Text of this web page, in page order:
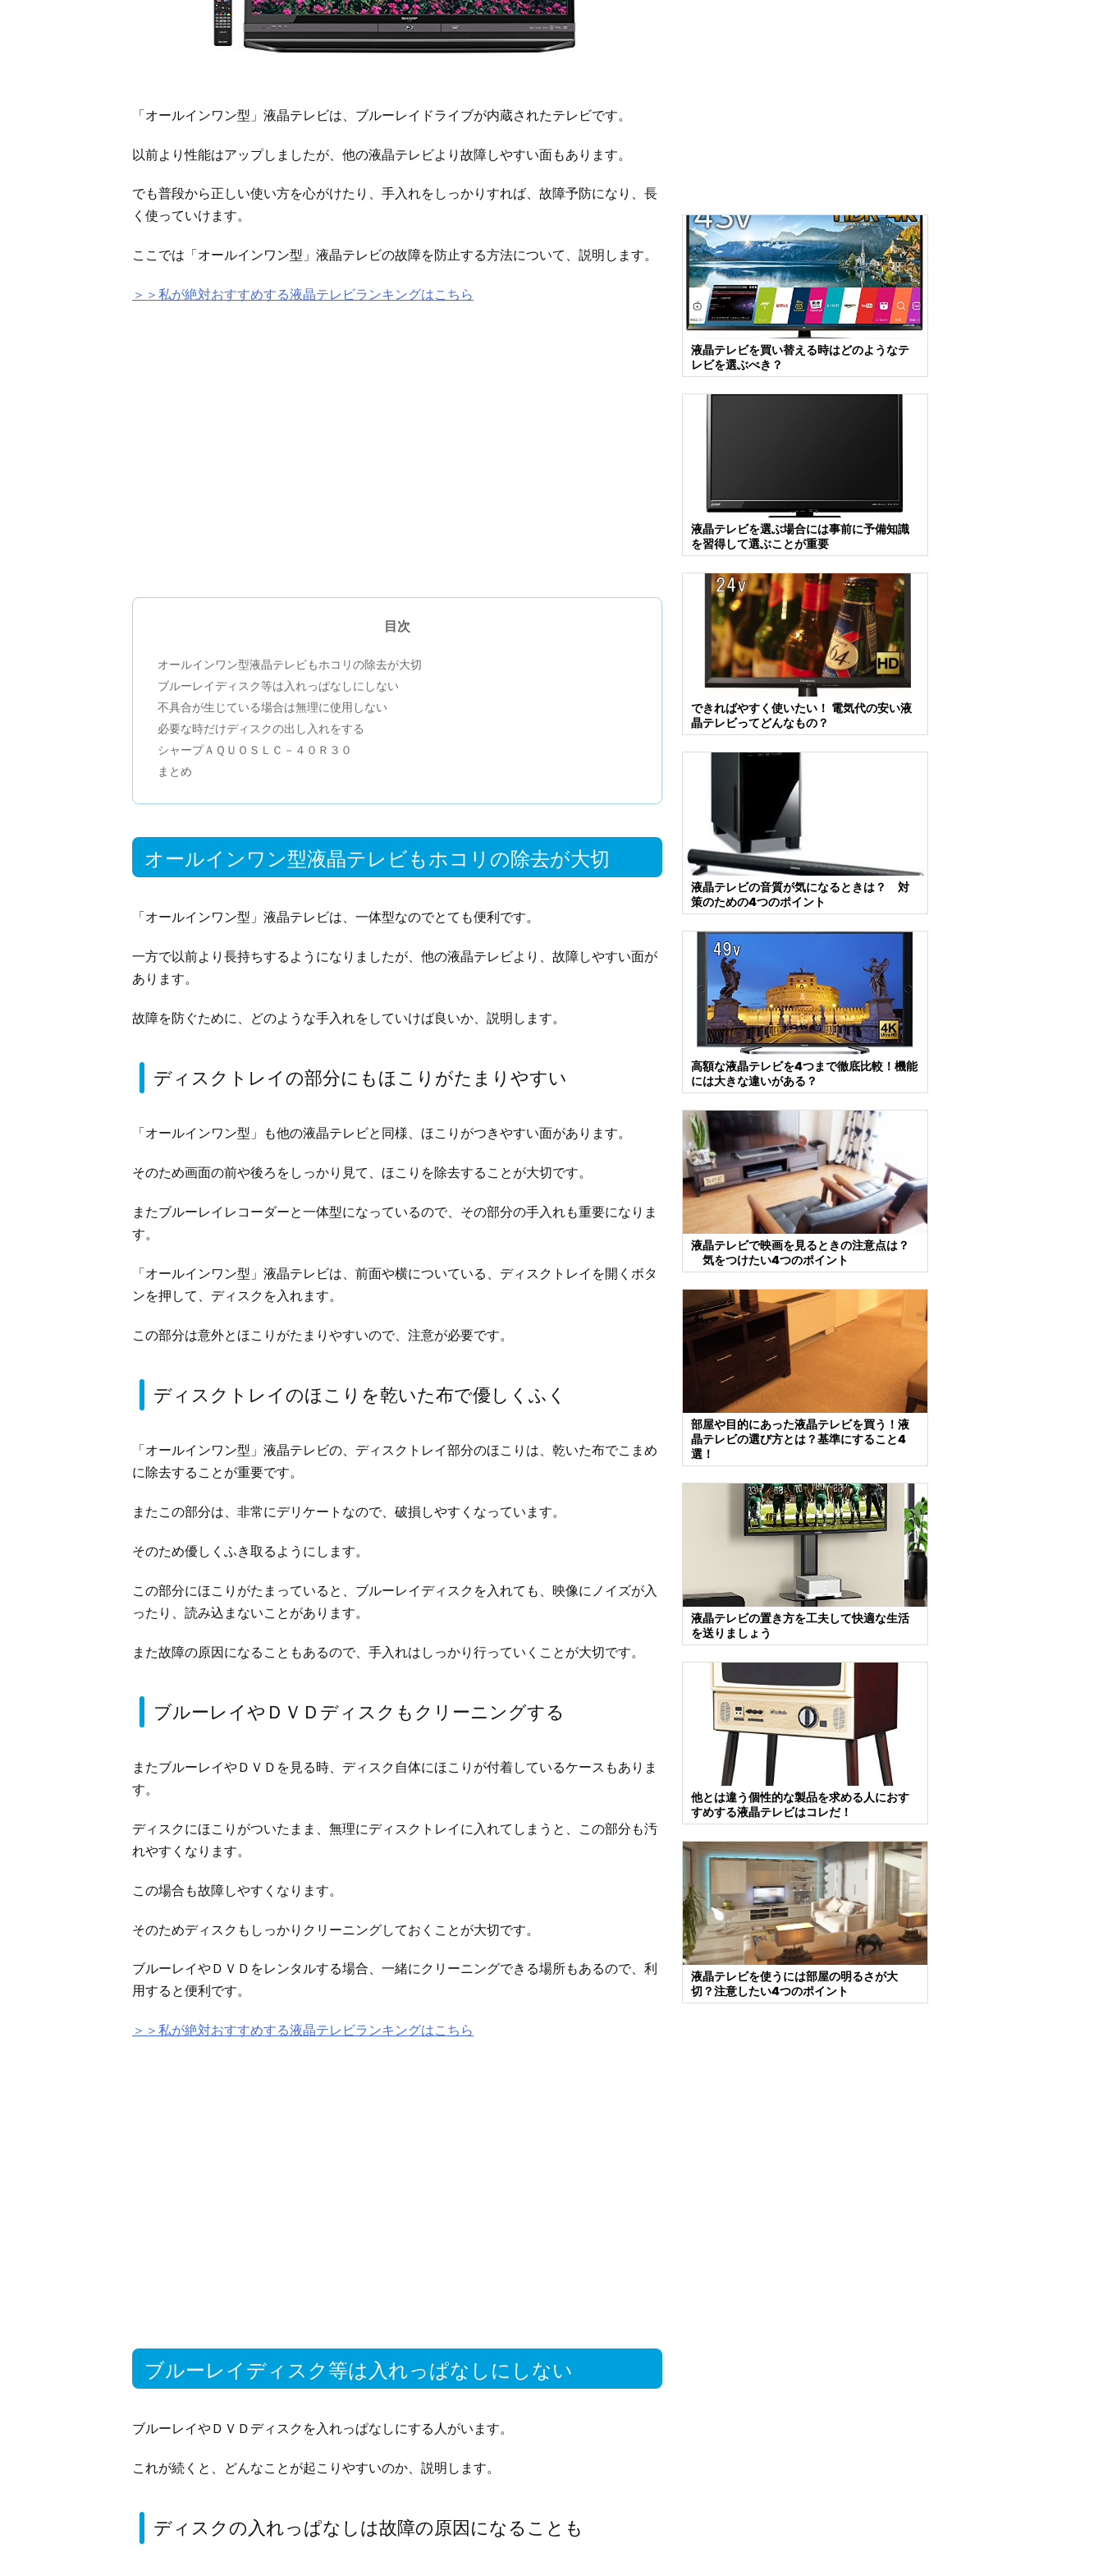
「オールインワン型」液晶テレビは、ブルーレイドライブが内蔵されたテレビです。
以前より性能はアップしましたが、他の液晶テレビより故障しやすい面もあります。
でも普段から正しい使い方を心がけたり、手入れをしっかりすれば、故障予防になり、長
く使っていけます。
ここでは「オールインワン型」液晶テレビの故障を防止する方法について、説明します。
＞＞私が絶対おすすめする液晶テレビランキングはこちら
目次
オールインワン型液晶テレビもホコリの除去が大切
ブルーレイディスク等は入れっぱなしにしない
不具合が生じている場合は無理に使用しない
必要な時だけディスクの出し入れをする
シャープＡＱＵＯＳＬＣ－４０Ｒ３０
まとめ
オールインワン型液晶テレビもホコリの除去が大切
「オールインワン型」液晶テレビは、一体型なのでとても便利です。
一方で以前より長持ちするようになりましたが、他の液晶テレビより、故障しやすい面が
あります。
故障を防ぐために、どのような手入れをしていけば良いか、説明します。
ディスクトレイの部分にもほこりがたまりやすい
「オールインワン型」も他の液晶テレビと同様、ほこりがつきやすい面があります。
そのため画面の前や後ろをしっかり見て、ほこりを除去することが大切です。
またブルーレイレコーダーと一体型になっているので、その部分の手入れも重要になりま
す。
「オールインワン型」液晶テレビは、前面や横についている、ディスクトレイを開くボタ
ンを押して、ディスクを入れます。
この部分は意外とほこりがたまりやすいので、注意が必要です。
ディスクトレイのほこりを乾いた布で優しくふく
「オールインワン型」液晶テレビの、ディスクトレイ部分のほこりは、乾いた布でこまめ
に除去することが重要です。
またこの部分は、非常にデリケートなので、破損しやすくなっています。
そのため優しくふき取るようにします。
この部分にほこりがたまっていると、ブルーレイディスクを入れても、映像にノイズが入
ったり、読み込まないことがあります。
また故障の原因になることもあるので、手入れはしっかり行っていくことが大切です。
ブルーレイやＤＶＤディスクもクリーニングする
またブルーレイやＤＶＤを見る時、ディスク自体にほこりが付着しているケースもありま
す。
ディスクにほこりがついたまま、無理にディスクトレイに入れてしまうと、この部分も汚
れやすくなります。
この場合も故障しやすくなります。
そのためディスクもしっかりクリーニングしておくことが大切です。
ブルーレイやＤＶＤをレンタルする場合、一緒にクリーニングできる場所もあるので、利
用すると便利です。
＞＞私が絶対おすすめする液晶テレビランキングはこちら
ブルーレイディスク等は入れっぱなしにしない
ブルーレイやＤＶＤディスクを入れっぱなしにする人がいます。
これが続くと、どんなことが起こりやすいのか、説明します。
ディスクの入れっぱなしは故障の原因になることも
液晶テレビを買い替える時はどのようなテ
レビを選ぶべき？
液晶テレビを選ぶ場合には事前に予備知識
を習得して選ぶことが重要
できればやすく使いたい！ 電気代の安い液
晶テレビってどんなもの？
液晶テレビの音質が気になるときは？ 対
策のための4つのポイント
高額な液晶テレビを4つまで徹底比較！機能
には大きな違いがある？
液晶テレビで映画を見るときの注意点は？
気をつけたい4つのポイント
部屋や目的にあった液晶テレビを買う！液
晶テレビの選び方とは？基準にすること4
選！
液晶テレビの置き方を工夫して快適な生活
を送りましょう
他とは違う個性的な製品を求める人におす
すめする液晶テレビはコレだ！
液晶テレビを使うには部屋の明るさが大
切？注意したい4つのポイント